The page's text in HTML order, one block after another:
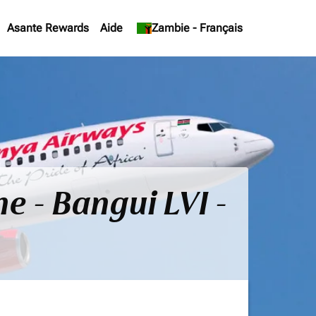
Asante Rewards Aide Zambie - Français
keyboard_arrow_down
- Bangui LVI -